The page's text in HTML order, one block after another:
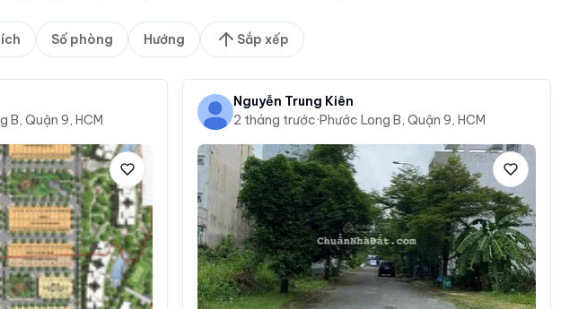
Số phòng Hướng Sắp xếp
B, Quận 9, HCM
Nguyễn Trung Kiên
2 tháng trước·Phước Long B, Quận 9, HCM